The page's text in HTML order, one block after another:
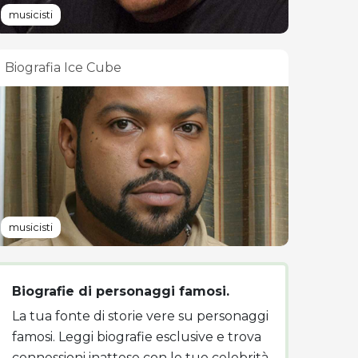
musicisti
Biografia Ice Cube
musicisti
Biografie di personaggi famosi.
La tua fonte di storie vere su personaggi
famosi. Leggi biografie esclusive e trova